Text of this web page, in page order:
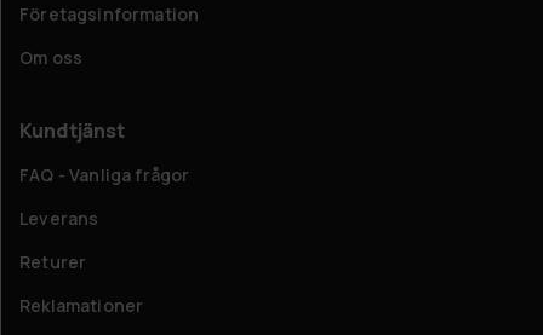
Företagsinformation
Om oss
Kundtjänst
FAQ - Vanliga frågor
Leverans
Returer
Reklamationer